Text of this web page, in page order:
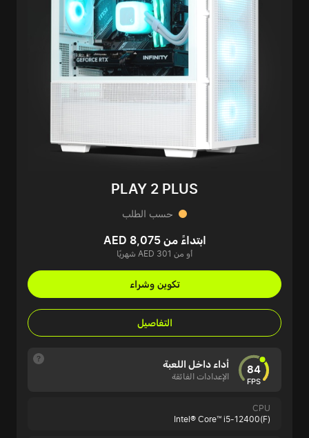
PLAY 2 PLUS
حسب الطلب
ابتداءً من AED 8,075
أو من AED 301 شهريًا
تكوين وشراء
التفاصيل
84
FPS
أداء داخل اللعبة
الإعدادات الفائقة
CPU
Intel® Core™ i5-12400(F)